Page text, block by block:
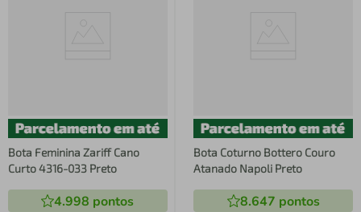
Bota Feminina Zariff Cano
Curto 4316-033 Preto
4.998 pontos
Bota Coturno Bottero Couro
Atanado Napoli Preto
8.647 pontos